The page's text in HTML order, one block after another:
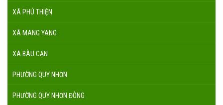
XÃ PHÚ THIỆN
XÃ MANG YANG
XÃ BÀU CẠN
PHƯỜNG QUY NHƠN
PHƯỜNG QUY NHƠN ĐÔNG